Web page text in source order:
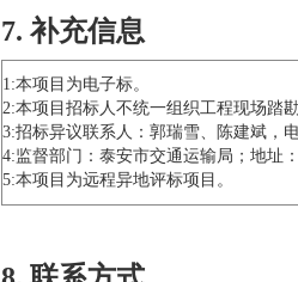
7. 补充信息
1:本项目为电子标。
2:本项目招标人不统一组织工程现场踏
3:招标异议联系人：郭瑞雪、陈建斌，
4:监督部门：泰安市交通运输局；地址
5:本项目为远程异地评标项目。